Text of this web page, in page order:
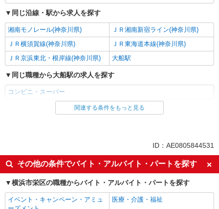
同じ沿線・駅から求人を探す
湘南モノレール(神奈川県)
ＪＲ湘南新宿ライン(神奈川県)
ＪＲ横須賀線(神奈川県)
ＪＲ東海道本線(神奈川県)
ＪＲ京浜東北・根岸線(神奈川県)
大船駅
同じ職種から大船駅の求人を探す
コンビニ・スーパー
同じ雇用形態から大船駅の求人を探す
未経験歓迎
高校生OK
フリーター歓迎
ミドル（40代～）活躍中
エルダー（50代～）活躍中
シニア（60代～）活躍中
ボーナス・賞与あり
昇給あり
関連する条件をもっと見る
ID：AE0805844531
その他の条件でバイト・アルバイト・パートを探す
横浜市栄区の職種からバイト・アルバイト・パートを探す
イベント・キャンペーン・アミュ
医療・介護・福祉